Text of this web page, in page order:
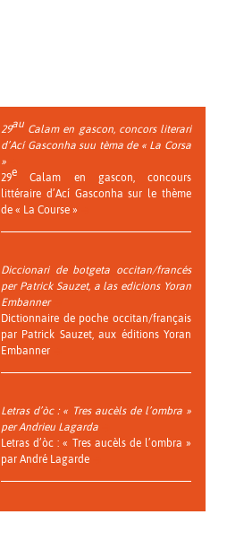
29au Calam en gascon, concors literari
d’Ací Gasconha suu tèma de « La Corsa
»
29e Calam en gascon, concours
littéraire d’Ací Gasconha sur le thème
de « La Course »
Diccionari de botgeta occitan/francés
per Patrick Sauzet, a las edicions Yoran
Embanner
Dictionnaire de poche occitan/français
par Patrick Sauzet, aux éditions Yoran
Embanner
Letras d’òc : « Tres aucèls de l’ombra »
per Andrieu Lagarda
Letras d’òc : « Tres aucèls de l’ombra »
par André Lagarde